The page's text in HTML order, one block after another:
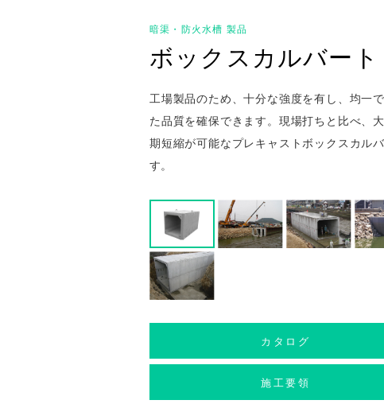
暗渠・防火水槽 製品
ボックスカルバート
工場製品のため、十分な強度を有し、均一
た品質を確保できます。現場打ちと比べ、
期短縮が可能なプレキャストボックスカル
す。
カタログ
施工要領